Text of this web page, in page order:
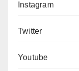
Instagram
Twitter
Youtube